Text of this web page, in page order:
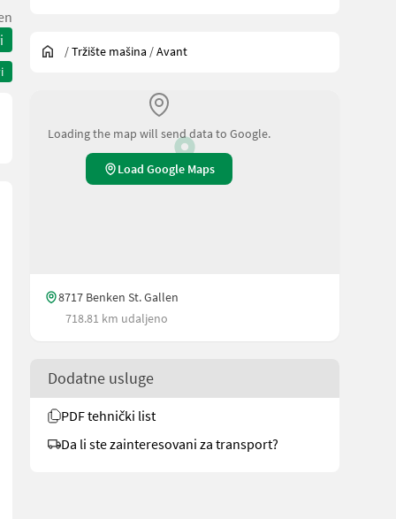
/Tržište mašina /Avant
Loading the map will send data to Google.
Load Google Maps
8717 Benken St. Gallen
718.81 km udaljeno
Dodatne usluge
PDF tehnički list
Da li ste zainteresovani za transport?